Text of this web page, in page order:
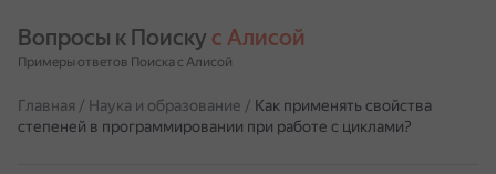
Вопросы к Поиску с Алисой
Примеры ответов Поиска с Алисой
Главная / Наука и образование / Как применять свойства
степеней в программировании при работе с циклами?